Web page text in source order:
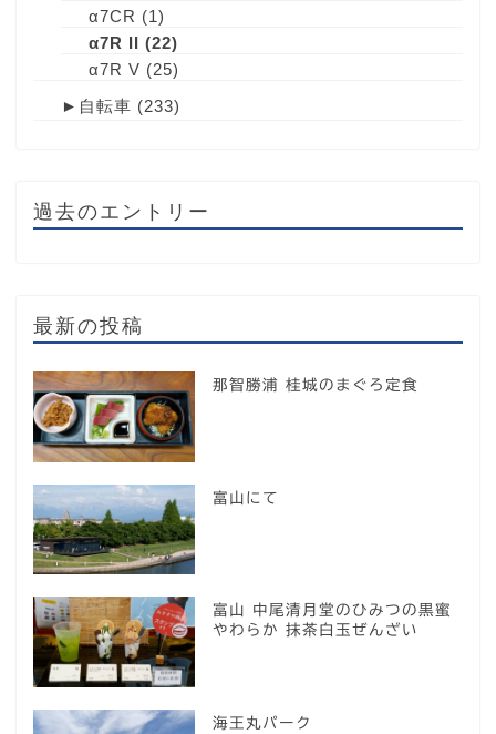
α7CR (1)
α7R II (22)
α7R V (25)
► 自転車 (233)
過去のエントリー
最新の投稿
那智勝浦 桂城のまぐろ定食
富山にて
富山 中尾清月堂のひみつの黒蜜
やわらか 抹茶白玉ぜんざい
海王丸パーク